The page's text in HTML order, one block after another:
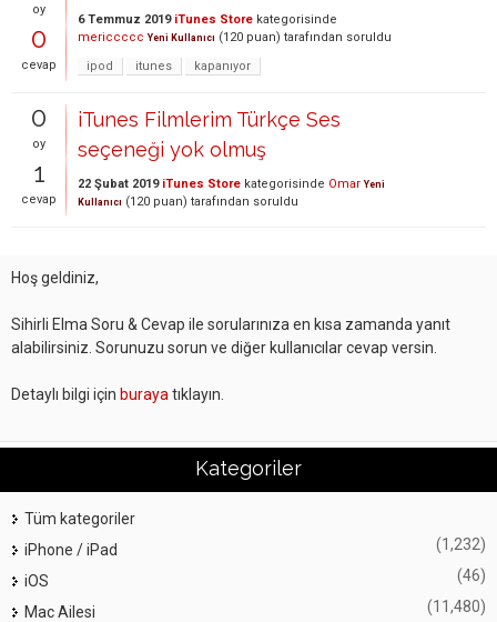
oy
0
cevap
6 Temmuz 2019 iTunes Store kategorisinde
mericcccc Yeni Kullanıcı (120 puan) tarafından soruldu
ipod
itunes kapanıyor
0
oy
1
cevap
iTunes Filmlerim Türkçe Ses
seçeneği yok olmuş
22 Şubat 2019 iTunes Store kategorisinde Omar Yeni
Kullanıcı (120 puan) tarafından soruldu
Hoş geldiniz,
Sihirli Elma Soru & Cevap ile sorularınıza en kısa zamanda yanıt
alabilirsiniz. Sorunuzu sorun ve diğer kullanıcılar cevap versin.
Detaylı bilgi için buraya tıklayın.
Kategoriler
Tüm kategoriler
iPhone / iPad
(1,232)
iOS (46)
Mac Ailesi (11,480)